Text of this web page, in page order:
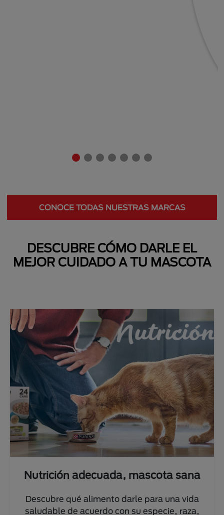
Next
CONOCE TODAS NUESTRAS MARCAS
DESCUBRE CÓMO DARLE EL
MEJOR CUIDADO A TU MASCOTA
Entrena a tu perro o gato
Conoce los mejores tips de nuestros expertos
para su correcto adiestramiento.